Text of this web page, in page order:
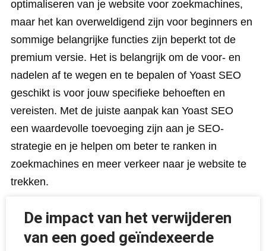
optimaliseren van je website voor zoekmachines,
maar het kan overweldigend zijn voor beginners en
sommige belangrijke functies zijn beperkt tot de
premium versie. Het is belangrijk om de voor- en
nadelen af te wegen en te bepalen of Yoast SEO
geschikt is voor jouw specifieke behoeften en
vereisten. Met de juiste aanpak kan Yoast SEO
een waardevolle toevoeging zijn aan je SEO-
strategie en je helpen om beter te ranken in
zoekmachines en meer verkeer naar je website te
trekken.
De impact van het verwijderen
van een goed geïndexeerde